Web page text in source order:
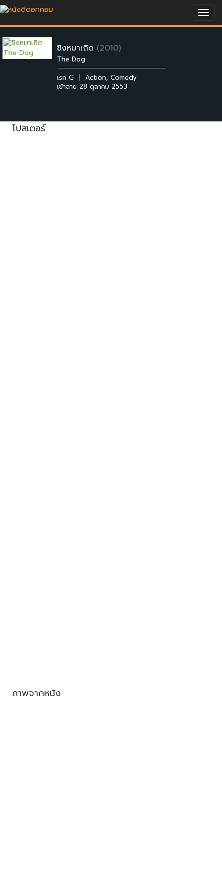
ชิงหมาเถิด (2010)
The Dog
เรท G
| Action, Comedy
เข้าฉาย 28 ตุลาคม 2553
โปสเตอร์
ภาพจากหนัง